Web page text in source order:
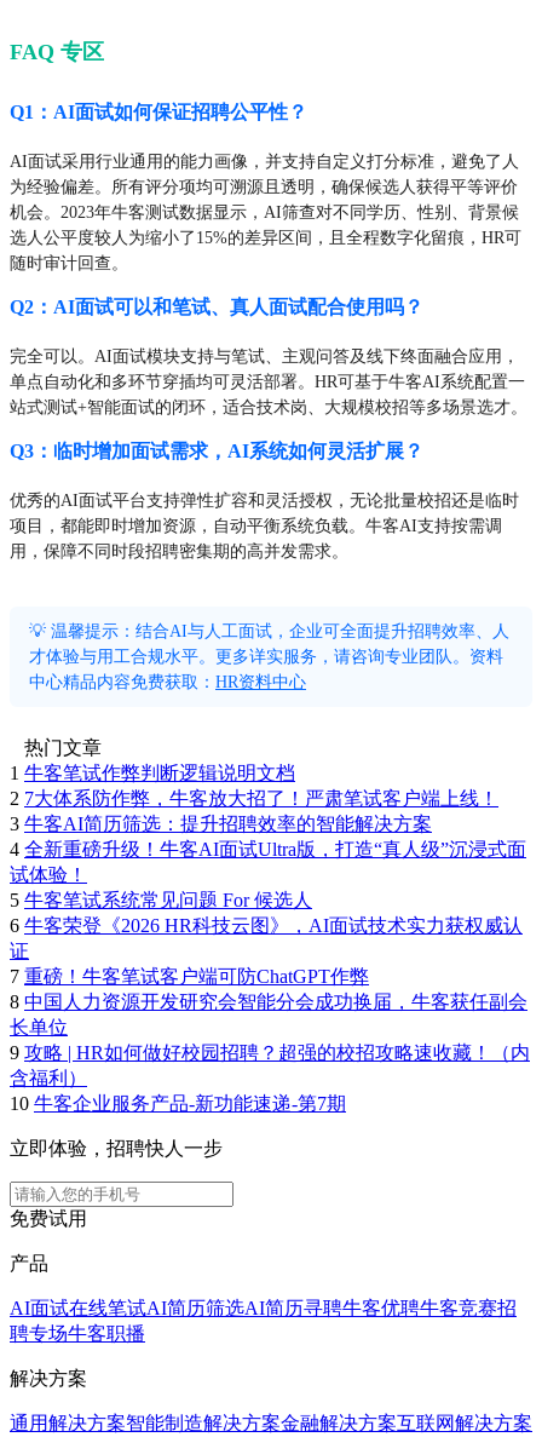
FAQ 专区
Q1：AI面试如何保证招聘公平性？
AI面试采用行业通用的能力画像，并支持自定义打分标准，避免了人
为经验偏差。所有评分项均可溯源且透明，确保候选人获得平等评价
机会。2023年牛客测试数据显示，AI筛查对不同学历、性别、背景候
选人公平度较人为缩小了15%的差异区间，且全程数字化留痕，HR可
随时审计回查。
Q2：AI面试可以和笔试、真人面试配合使用吗？
完全可以。AI面试模块支持与笔试、主观问答及线下终面融合应用，
单点自动化和多环节穿插均可灵活部署。HR可基于牛客AI系统配置一
站式测试+智能面试的闭环，适合技术岗、大规模校招等多场景选才。
Q3：临时增加面试需求，AI系统如何灵活扩展？
优秀的AI面试平台支持弹性扩容和灵活授权，无论批量校招还是临时
项目，都能即时增加资源，自动平衡系统负载。牛客AI支持按需调
用，保障不同时段招聘密集期的高并发需求。
💡 温馨提示：结合AI与人工面试，企业可全面提升招聘效率、人
才体验与用工合规水平。更多详实服务，请咨询专业团队。资料
中心精品内容免费获取： HR资料中心
热门文章
1 牛客笔试作弊判断逻辑说明文档
2 7大体系防作弊，牛客放大招了！严肃笔试客户端上线！
3 牛客AI简历筛选：提升招聘效率的智能解决方案
4 全新重磅升级！牛客AI面试Ultra版，打造“真人级”沉浸式面
试体验！
5 牛客笔试系统常见问题 For 候选人
6 牛客荣登《2026 HR科技云图》，AI面试技术实力获权威认
证
7 重磅！牛客笔试客户端可防ChatGPT作弊
8 中国人力资源开发研究会智能分会成功换届，牛客获任副会
长单位
9 攻略 | HR如何做好校园招聘？超强的校招攻略速收藏！（内
含福利）
10 牛客企业服务产品-新功能速递-第7期
立即体验，招聘快人一步
免费试用
产品
AI面试在线笔试AI简历筛选AI简历寻聘牛客优聘牛客竞赛招
聘专场牛客职播
解决方案
通用解决方案智能制造解决方案金融解决方案互联网解决方案